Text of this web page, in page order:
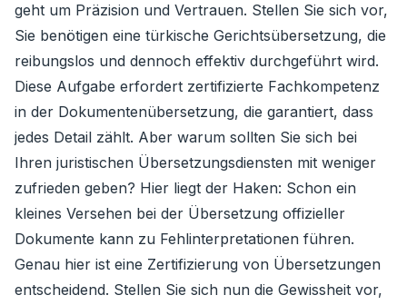
geht um Präzision und Vertrauen. Stellen Sie sich vor,
Sie benötigen eine türkische Gerichtsübersetzung, die
reibungslos und dennoch effektiv durchgeführt wird.
Diese Aufgabe erfordert zertifizierte Fachkompetenz
in der Dokumentenübersetzung, die garantiert, dass
jedes Detail zählt. Aber warum sollten Sie sich bei
Ihren juristischen Übersetzungsdiensten mit weniger
zufrieden geben? Hier liegt der Haken: Schon ein
kleines Versehen bei der Übersetzung offizieller
Dokumente kann zu Fehlinterpretationen führen.
Genau hier ist eine Zertifizierung von Übersetzungen
entscheidend. Stellen Sie sich nun die Gewissheit vor,